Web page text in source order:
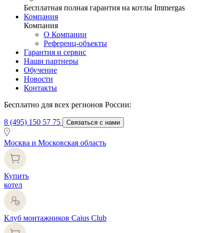
Бесплатная полная гарантия на котлы Immergas
Компания
Компания
О Компании
Референц-объекты
Гарантия и сервис
Наши партнеры
Обучение
Новости
Контакты
Бесплатно для всех регионов России:
8 (495) 150 57 75 Связаться с нами
Москва и Московская область
Купить
котел
Клуб монтажников Caius Club